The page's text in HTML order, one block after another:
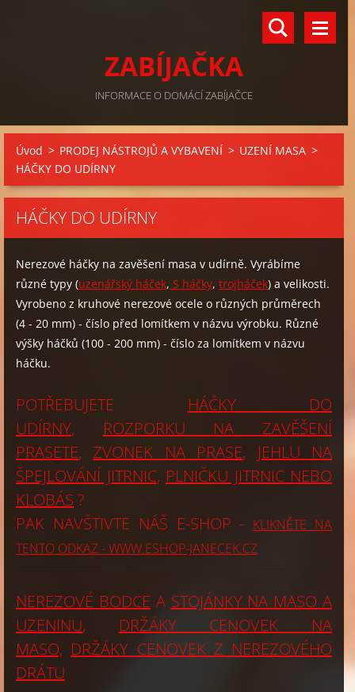
ZABÍJAČKA
INFORMACE O DOMÁCÍ ZABÍJAČCE
Úvod > PRODEJ NÁSTROJŮ A VYBAVENÍ > UZENÍ MASA >
HÁČKY DO UDÍRNY
HÁČKY DO UDÍRNY
Nerezové háčky na zavěšení masa v udírně. Vyrábíme
různé typy (uzenářský háček, S háčky, trojháček) a velikosti.
Vyrobeno z kruhové nerezové ocele o různých průměrech
(4 - 20 mm) - číslo před lomítkem v názvu výrobku. Různé
výšky háčků (100 - 200 mm) - číslo za lomítkem v názvu
háčku.
POTŘEBUJETE HÁČKY DO
UDÍRNY, ROZPORKU NA ZAVĚŠENÍ
PRASETE,ZVONEK NA PRASE, JEHLU NA
ŠPEJLOVÁNÍ JITRNIC, PLNIČKU JITRNIC NEBO
KLOBÁS ?
PAK NAVŠTIVTE NÁŠ E-SHOP - KLIKNĚTE NA
TENTO ODKAZ - WWW.ESHOP-JANECEK.CZ
NEREZOVÉ BODCE A STOJÁNKY NA MASO A
UZENINU, DRŽÁKY CENOVEK NA
MASO, DRŽÁKY CENOVEK Z NEREZOVÉHO
DRÁTU